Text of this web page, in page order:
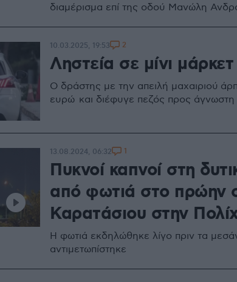
διαμέρισμα επί της οδού Μανώλη
Ληστεία σε μίνι
Ο δράστης με την απειλή μαχαιριού
ευρώ και διέφυγε πεζός προς
10.03.2025, 19:53 2
Πυκνοί καπνοί στη
από φωτιά στο πρώην
Καρατάσιου στην
Η φωτιά εκδηλώθηκε λίγο πριν τα
αντιμετωπίστηκε
13.08.2024, 06:32 1